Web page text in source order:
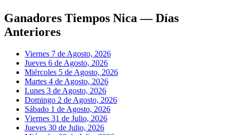
Ganadores Tiempos Nica — Días
Anteriores
Viernes 7 de Agosto, 2026
Jueves 6 de Agosto, 2026
Miércoles 5 de Agosto, 2026
Martes 4 de Agosto, 2026
Lunes 3 de Agosto, 2026
Domingo 2 de Agosto, 2026
Sábado 1 de Agosto, 2026
Viernes 31 de Julio, 2026
Jueves 30 de Julio, 2026